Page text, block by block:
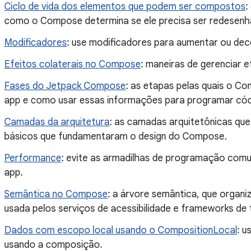
Ciclo de vida dos elementos que podem ser compostos:
como o Compose determina se ele precisa ser
Modificadores: use modificadores para aumentar ou
Efeitos colaterais no Compose: maneiras de gerenciar
Fases do Jetpack Compose: as etapas pelas quais o
app e como usar essas informações para programar
Camadas da arquitetura: as camadas arquitetônicas
básicos que fundamentaram o design do Compose.
Performance: evite as armadilhas de programação
app.
Semântica no Compose: a árvore semântica, que
usada pelos serviços de acessibilidade e frameworks de
Dados com escopo local usando o CompositionLocal:
usando a composição.